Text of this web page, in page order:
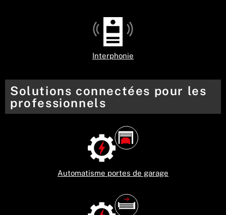
Interphonie
Solutions connectées pour les
professionnels
Automatisme portes de garage